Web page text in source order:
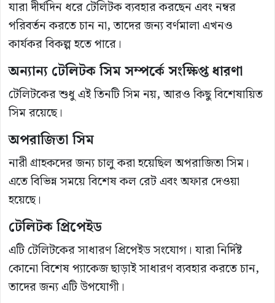
যারা দীর্ঘদিন ধরে টেলিটক ব্যবহার করছেন এবং নম্বর
পরিবর্তন করতে চান না, তাদের জন্য বর্ণমালা এখনও
কার্যকর বিকল্প হতে পারে।
অন্যান্য টেলিটক সিম সম্পর্কে সংক্ষিপ্ত ধারণা
টেলিটকের শুধু এই তিনটি সিম নয়, আরও কিছু বিশেষায়িত
সিম রয়েছে।
অপরাজিতা সিম
নারী গ্রাহকদের জন্য চালু করা হয়েছিল অপরাজিতা সিম।
এতে বিভিন্ন সময়ে বিশেষ কল রেট এবং অফার দেওয়া
হয়েছে।
টেলিটক প্রিপেইড
এটি টেলিটকের সাধারণ প্রিপেইড সংযোগ। যারা নির্দিষ্ট
কোনো বিশেষ প্যাকেজ ছাড়াই সাধারণ ব্যবহার করতে চান,
তাদের জন্য এটি উপযোগী।